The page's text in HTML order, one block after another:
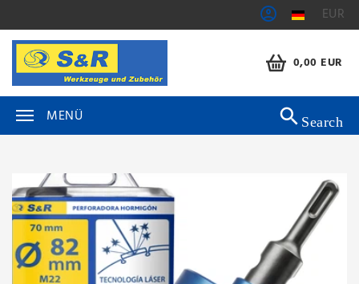
EUR
0,00 EUR
MENÜ Search